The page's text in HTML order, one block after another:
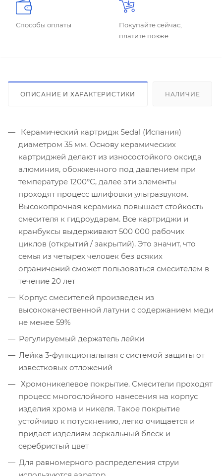
Способы оплаты
Покупайте сейчас,
платите позже
ОПИСАНИЕ И ХАРАКТЕРИСТИКИ НАЛИЧИЕ
Керамический картридж Sedal (Испания)
диаметром 35 мм. Основу керамических
картриджей делают из износостойкого оксида
алюминия, обожженного под давлением при
температуре 1200°С, далее эти элементы
проходят процесс шлифовки ультразвуком.
Высокопрочная керамика повышает стойкость
смесителя к гидроударам. Все картриджи и
кранбуксы выдерживают 500 000 рабочих
циклов (открытий / закрытий). Это значит, что
семья из четырех человек без всяких
ограничений сможет пользоваться смесителем в
течение 20 лет
Корпус смесителей произведен из
высококачественной латуни с содержанием меди
не менее 59%
Регулируемый держатель лейки
Лейка 3-функциональная с системой защиты от
известковых отложений
Хромоникелевое покрытие. Смесители проходят
процесс многослойного нанесения на корпус
изделия хрома и никеля. Такое покрытие
устойчиво к потускнению, легко очищается и
придает изделиям зеркальный блеск и
серебристый цвет
Для равномерного распределения струи